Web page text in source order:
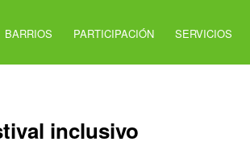
BARRIOS PARTICIPACIÓN SERVICIOS
inclusivo